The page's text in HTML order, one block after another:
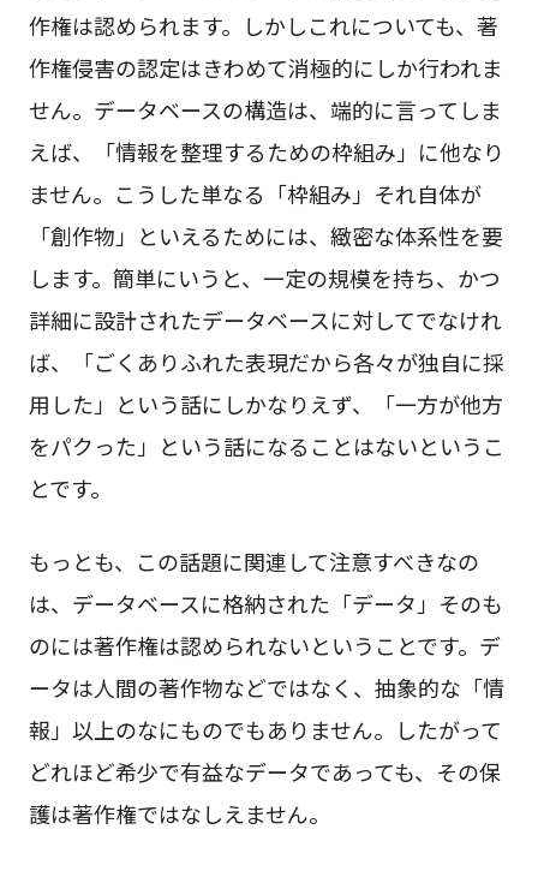
作権は認められます。しかしこれについても、著
作権侵害の認定はきわめて消極的にしか行われま
せん。データベースの構造は、端的に言ってしま
えば、「情報を整理するための枠組み」に他なり
ません。こうした単なる「枠組み」それ自体が
「創作物」といえるためには、緻密な体系性を要
します。簡単にいうと、一定の規模を持ち、かつ
詳細に設計されたデータベースに対してでなけれ
ば、「ごくありふれた表現だから各々が独自に採
用した」という話にしかなりえず、「一方が他方
をパクった」という話になることはないというこ
とです。
もっとも、この話題に関連して注意すべきなの
は、データベースに格納された「データ」そのも
のには著作権は認められないということです。デ
ータは人間の著作物などではなく、抽象的な「情
報」以上のなにものでもありません。したがって
どれほど希少で有益なデータであっても、その保
護は著作権ではなしえません。